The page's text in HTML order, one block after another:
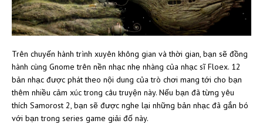
Trên chuyến hành trình xuyên không gian và thời gian, bạn sẽ đồng
hành cùng Gnome trên nền nhạc nhẹ nhàng của nhạc sĩ Floex. 12
bản nhạc được phát theo nội dung của trò chơi mang tới cho bạn
thêm nhiều cảm xúc trong câu truyện này. Nếu bạn đã từng yêu
thích Samorost 2, bạn sẽ được nghe lại những bản nhạc đã gắn bó
với bạn trong series game giải đố này.